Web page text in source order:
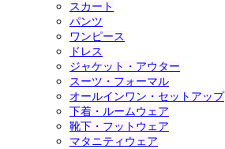
スカート
パンツ
ワンピース
ドレス
ジャケット・アウター
スーツ・フォーマル
オールインワン・セットアップ
下着・ルームウェア
靴下・フットウェア
マタニティウェア